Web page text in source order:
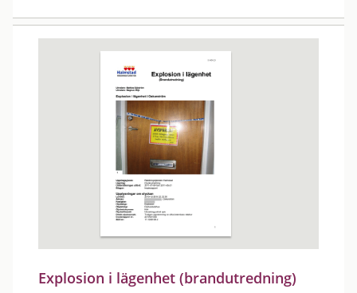
Explosion i lägenhet (brandutredning)